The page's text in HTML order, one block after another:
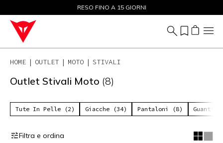
SALDI FINO AL 50% - ACQUISTA ORA
RESO FINO A 15 GIORNI
HOME OUTLET MOTO STIVALI
Outlet Stivali Moto (8)
Tute In Pelle (2) Giacche (34) Pantaloni (8) Guanti
Filtra e ordina